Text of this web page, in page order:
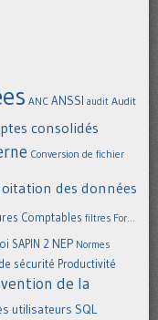
ANC ANSSI audit Audit
consolidés
Conversion de fichier
des données
Comptables filtres For...
SAPIN 2 NEP Normes
sécurité Productivité
de la
utilisateurs SQL